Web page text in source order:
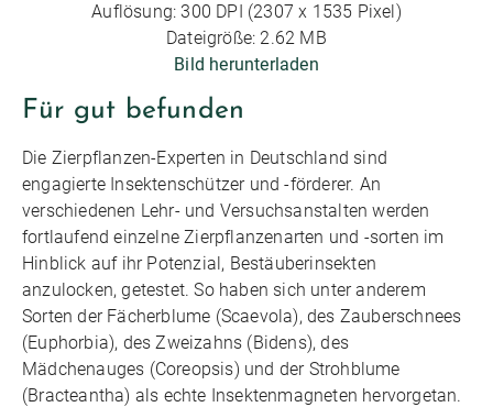
Auflösung: 300 DPI (2307 x 1535 Pixel)
Dateigröße: 2.62 MB
Bild herunterladen
Für gut befunden
Die Zierpflanzen-Experten in Deutschland sind
engagierte Insektenschützer und -förderer. An
verschiedenen Lehr- und Versuchsanstalten werden
fortlaufend einzelne Zierpflanzenarten und -sorten im
Hinblick auf ihr Potenzial, Bestäuberinsekten
anzulocken, getestet. So haben sich unter anderem
Sorten der Fächerblume (Scaevola), des Zauberschnees
(Euphorbia), des Zweizahns (Bidens), des
Mädchenauges (Coreopsis) und der Strohblume
(Bracteantha) als echte Insektenmagneten hervorgetan.